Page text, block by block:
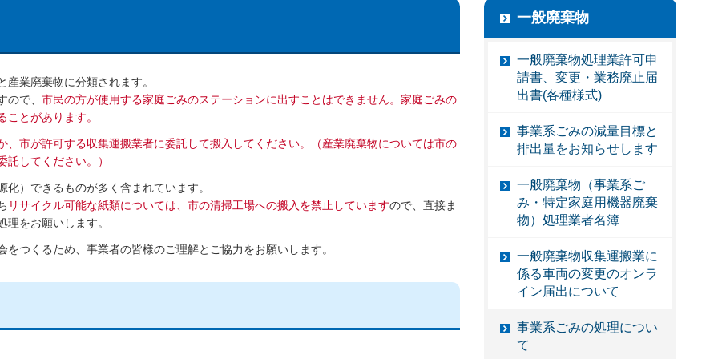
業廃棄物に分類されます。
で、 市民の方が使用する家庭ごみのステーションに出すことはできません。家庭ごみの
とがあります。
市が許可する収集運搬業者に委託して搬入してください。（産業廃棄物については市の
してください。）
）できるものが多く含まれています。
リサイクル可能な紙類については、市の清掃工場への搬入を禁止していますので、直接ま
をお願いします。
つくるため、事業者の皆様のご理解とご協力をお願いします。
一般廃棄物
一般廃棄物処理業許可申
請書、変更・業務廃止届
出書(各種様式)
事業系ごみの減量目標と
排出量をお知らせします
一般廃棄物（事業系ご
み・特定家庭用機器廃棄
物）処理業者名簿
一般廃棄物収集運搬業に
係る車両の変更のオンラ
イン届出について
事業系ごみの処理につい
て